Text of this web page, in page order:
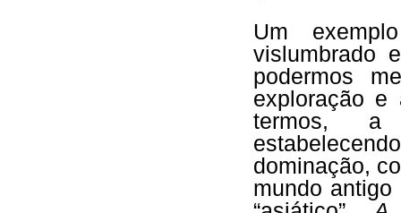
Um
vislumbrado
podermos
exploração e
termos, a
dominação,
mundo